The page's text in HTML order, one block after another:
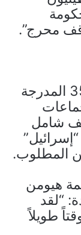
محرج”.
في غياب مكونات مقاتلات إف-35 المدرجة
شامل
المطلوب.
هيومن
“لقد
طويلاً